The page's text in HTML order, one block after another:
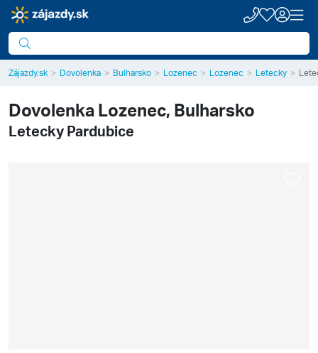
Zájazdy.sk Dovolenka Bulharsko Lozenec Lozenec Letecky
Dovolenka Lozenec, Bulharsko
Letecky Pardubice